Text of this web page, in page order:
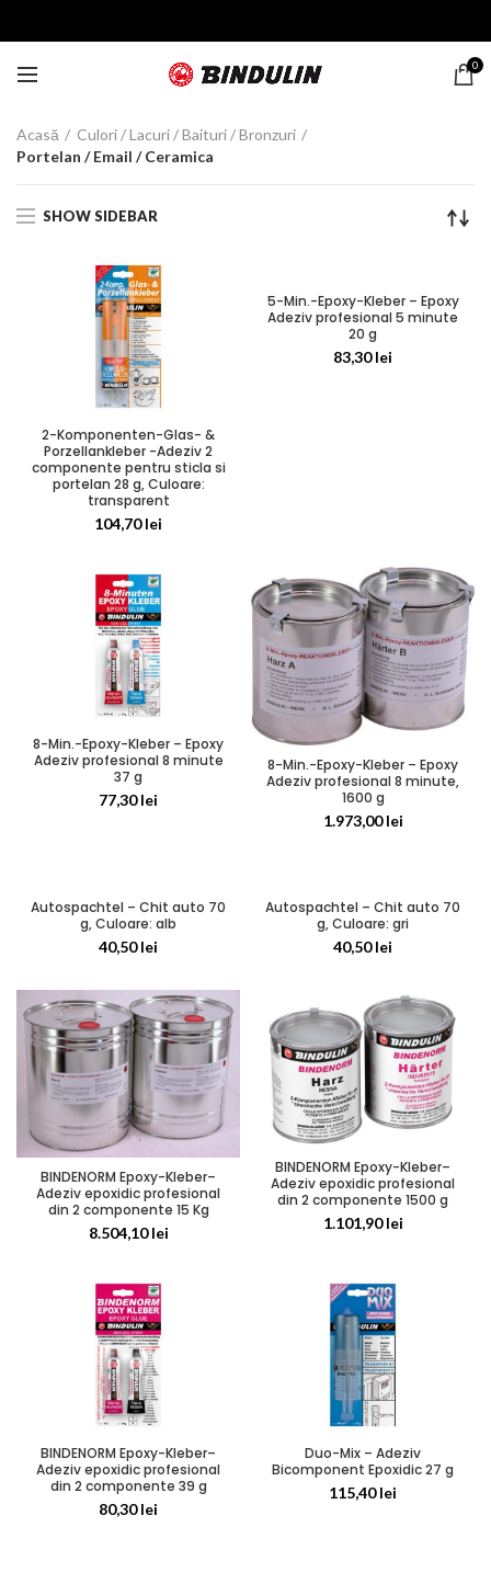
0
Acasă
Culori / Lacuri / Baituri / Bronzuri
Portelan / Email / Ceramica
SHOW SIDEBAR
2-Komponenten-Glas- &
Porzellankleber -Adeziv 2
componente pentru sticla si
portelan 28 g, Culoare:
transparent
104,70lei
5-Min.-Epoxy-Kleber – Epoxy
Adeziv profesional 5 minute
20 g
83,30lei
8-Min.-Epoxy-Kleber – Epoxy
Adeziv profesional 8 minute
37 g
77,30lei
8-Min.-Epoxy-Kleber – Epoxy
Adeziv profesional 8 minute,
1600 g
1.973,00lei
Autospachtel – Chit auto 70
g, Culoare: alb
40,50lei
Autospachtel – Chit auto 70
g, Culoare: gri
40,50lei
BINDENORM Epoxy-Kleber–
Adeziv epoxidic profesional
din 2 componente 15 Kg
8.504,10lei
BINDENORM Epoxy-Kleber–
Adeziv epoxidic profesional
din 2 componente 1500 g
1.101,90lei
BINDENORM Epoxy-Kleber–
Adeziv epoxidic profesional
din 2 componente 39 g
80,30lei
Duo-Mix – Adeziv
Bicomponent Epoxidic 27 g
115,40lei